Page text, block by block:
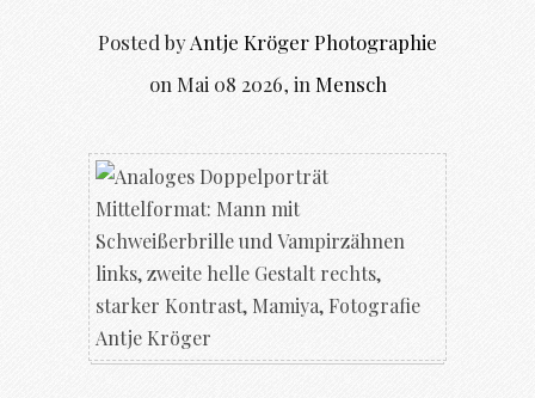
Posted byAntje Kröger Photographie
on Mai 08 2026, in Mensch